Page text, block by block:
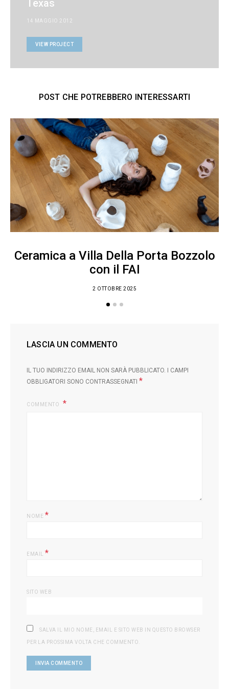
Texas
14 MAGGIO 2012
VIEW PROJECT
POST CHE POTREBBERO INTERESSARTI
Ceramica a Villa Della Porta Bozzolo
con il FAI
2 OTTOBRE 2025
LASCIA UN COMMENTO
IL TUO INDIRIZZO EMAIL NON SARÀ PUBBLICATO.
I CAMPI
OBBLIGATORI SONO CONTRASSEGNATI *
COMMENTO
NOME *
EMAIL *
SITO WEB
SALVA IL MIO NOME, EMAIL E SITO WEB IN QUESTO BROWSER
PER LA PROSSIMA VOLTA CHE COMMENTO.